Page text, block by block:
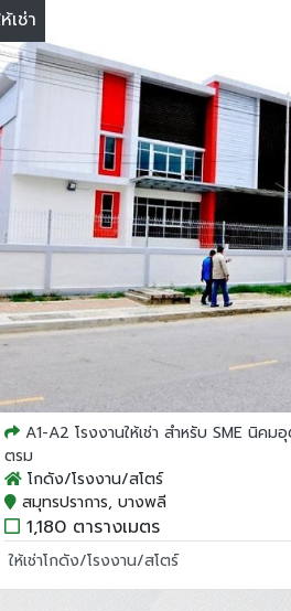
เช่า
A1-A2 โรงงานให้เช่า สำหรับ SME นิค
ตรม
โกดัง/โรงงาน/สโตร์
สมุทรปราการ, บางพลี
1,180 ตารางเมตร
ให้เช่าโกดัง/โรงงาน/สโตร์